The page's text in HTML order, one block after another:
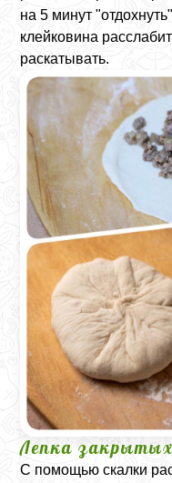
на 5 минут
клейковина
раскатывать.
Лепка
С помощью скалки